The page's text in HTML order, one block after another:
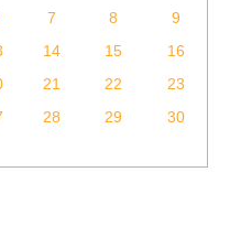
7 8
9
14 15
16
21 22
23
28 29
30